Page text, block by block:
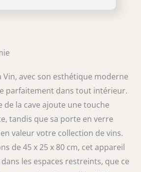
régler la zone de
des vins rouges, blancs,
bières et autres.
FACILE : L'écran tactile de la
a vin wine fridge vous permet
maintenir une température
que vos vins soient réfrigérés
servis. L'écran LCD affiche la
la zone. MOTEUR ULTRA
Grâce au moteur silencieux et à
la cave a vin de
Vin, avec son esthétique moderne
parfaitement dans tout intérieur.
de la cave ajoute une touche
tandis que sa porte en verre
valeur votre collection de vins.
de 45 x 25 x 80 cm, cet appareil
les espaces restreints, que ce